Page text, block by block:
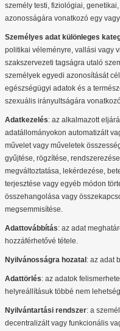
személy testi, fiziológiai,
azonosságára vonatkozó egy
Személyes adat különleges
politikai véleményre, vallási vagy
szakszervezeti tagságra utaló
személyek egyedi azonosítását
egészségügyi adatok és a
szexuális irányultságára
Adatkezelés: az alkalmazott
adatállományokon automatizált
művelet vagy műveletek
gyűjtése, rögzítése,
megváltoztatása, lekérdezése,
terjesztése vagy egyéb módon
összehangolása vagy
megsemmisítése.
Adattovábbítás: az adat
hozzáférhetővé tétele.
Nyilvánosságra hozatal : az adat
Adattörlés: az adatok
helyreállításuk többé nem
Nyilvántartási rendszer: a
decentralizált vagy funkcionális